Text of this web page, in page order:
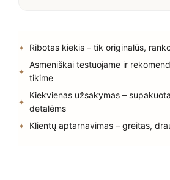
Ribotas kiekis – tik originalūs,
Asmeniškai testuojame ir
tikime
Kiekvienas užsakymas –
detalėms
Klientų aptarnavimas – greitas,